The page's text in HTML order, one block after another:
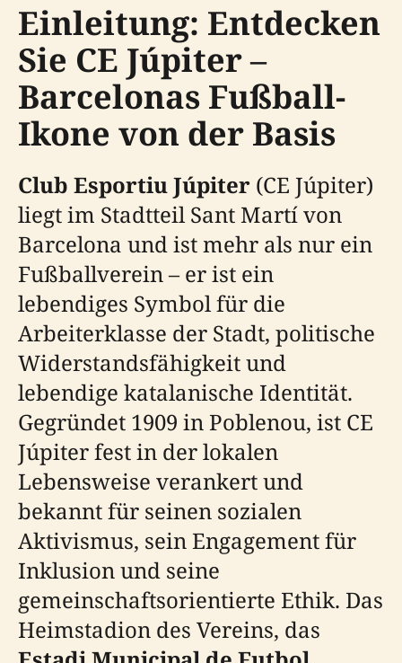
Einleitung: Entdecken
Sie CE Júpiter –
Barcelonas Fußball-
Ikone von der Basis
Club Esportiu Júpiter (CE Júpiter)
liegt im Stadtteil Sant Martí von
Barcelona und ist mehr als nur ein
Fußballverein – er ist ein
lebendiges Symbol für die
Arbeiterklasse der Stadt, politische
Widerstandsfähigkeit und
lebendige katalanische Identität.
Gegründet 1909 in Poblenou, ist CE
Júpiter fest in der lokalen
Lebensweise verankert und
bekannt für seinen sozialen
Aktivismus, sein Engagement für
Inklusion und seine
gemeinschaftsorientierte Ethik. Das
Heimstadion des Vereins, das